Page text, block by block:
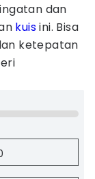
dan
kuisini. Bisa
ketepatan